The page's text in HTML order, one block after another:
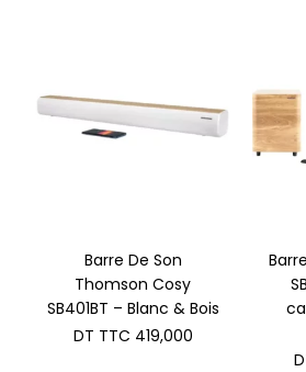
Barre De Son
Thomson Cosy
SB401BT – Blanc & Bois
DT TTC 419,000